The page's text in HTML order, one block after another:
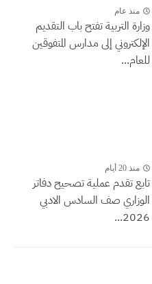
منذ عام
وزارة التربية تفتح باب التقديم
الإلكتروني إلى مدارس المتفوقين
للعام...
منذ 20 أيام
تابع تقدم عملية تصحيح دفاتر
الوزاري صف السادس الادبي
2026...